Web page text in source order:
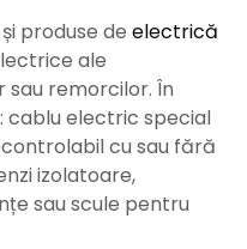
produse de electrică
ale
remorcilor. În
cablu electric special
cu sau fără
izolatoare,
sau scule pentru